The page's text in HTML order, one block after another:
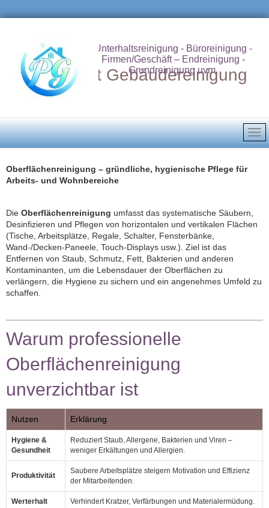
Putzdienst Gebäudereinigung
Unterhaltsreinigung - Büroreinigung -
Firmen/Geschäft – Endreinigung -
Grundreinigung uvm.
Oberflächenreinigung – gründliche, hygienische Pflege für
Arbeits‑ und Wohnbereiche
Die Oberflächenreinigung umfasst das systematische Säubern,
Desinfizieren und Pflegen von horizontalen und vertikalen Flächen
(Tische, Arbeitsplätze, Regale, Schalter, Fensterbänke,
Wand‑/Decken‑Paneele, Touch‑Displays usw.). Ziel ist das
Entfernen von Staub, Schmutz, Fett, Bakterien und anderen
Kontaminanten, um die Lebensdauer der Oberflächen zu
verlängern, die Hygiene zu sichern und ein angenehmes Umfeld zu
schaffen.
Warum professionelle
Oberflächenreinigung
unverzichtbar ist
Nutzen Erklärung
Hygiene &
Gesundheit
Reduziert Staub, Allergene, Bakterien und Viren –
weniger Erkältungen und Allergien.
Produktivität
Saubere Arbeitsplätze steigern Motivation und Effizienz
der Mitarbeitenden.
Werterhalt Verhindert Kratzer, Verfärbungen und Materialermüdung.